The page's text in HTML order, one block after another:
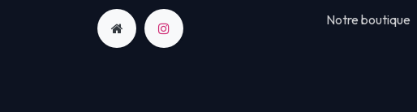
Notre boutique